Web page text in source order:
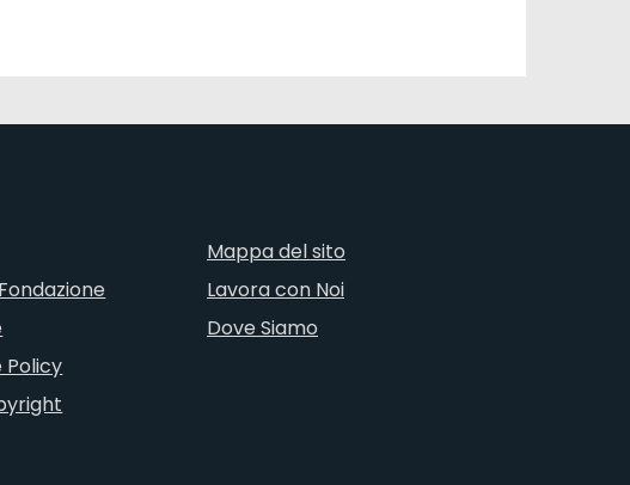
Policy
Mappa del sito
Lavora con Noi
Dove Siamo